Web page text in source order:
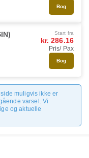
Bog
Start fra
kr. 286.16
Pris/ Pax
Bog
muligvis ikke er
varsel. Vi
og aktuelle